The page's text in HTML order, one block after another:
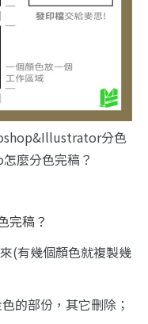
分色
麼分色完稿？
完稿？
(有幾個顏色就複製幾
的部份，其它刪除；